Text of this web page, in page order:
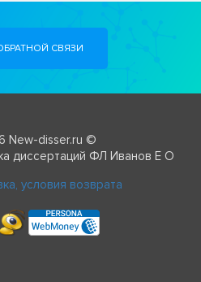
СВЯЗИ
New-disser.ru ©
диссертаций ФЛ Иванов Е О
условия возврата